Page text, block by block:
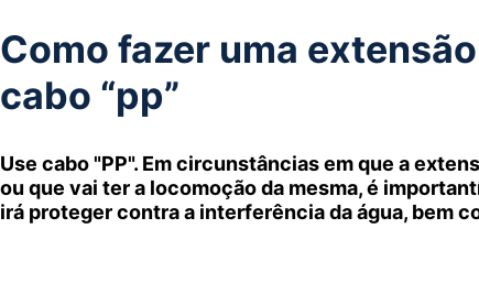
Como fazer uma
cabo “pp”
Use cabo "PP". Em circunstâncias em que a
ou que vai ter a locomoção da mesma, é
irá proteger contra a interferência da água, bem